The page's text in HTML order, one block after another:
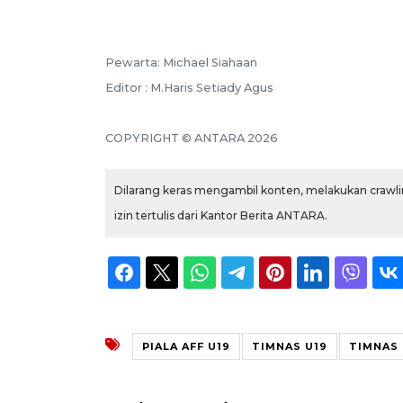
Pewarta: Michael Siahaan
Editor : M.Haris Setiady Agus
COPYRIGHT © ANTARA 2026
Dilarang keras mengambil konten, melakukan
izin tertulis dari Kantor Berita ANTARA.
PIALA AFF U19 TIMNAS U19 TIMNAS